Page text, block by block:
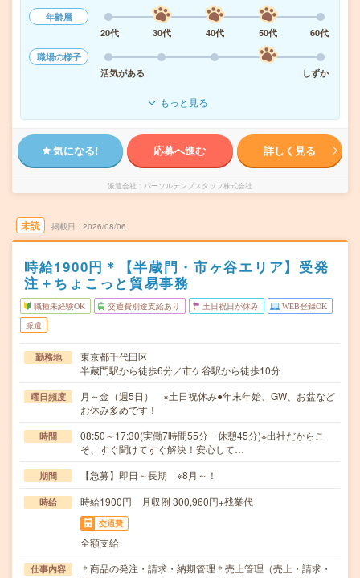
年齢層
20代
30代 40代 50代
60代
職場の様子
活気がある
しずか
もっと見る
気になる! 応募へ進む 詳しく見る
派遣会社 パーソルテンプスタッフ株式会社
未読 掲載日 2026/08/06
時給1900円＊【半蔵門・市ヶ谷エリア】受発
注＋ちょこっと貿易事務
職種未経験OK 交通費別途支給あり 土日祝日が休み WEB登録OK
派遣
勤務地
東京都千代田区
半蔵門駅から徒歩6分／市ケ谷駅から徒歩10分
曜日頻度
月～金（週5日） ※土日祝休み●年末年始、GW、お盆など
お休み多めです！
時間
08:50～17:30(実働7時間55分 休憩45分)※出社だからこ
そ、すぐ聞けてすぐ解決！安心して…
期間 【急募】即日～長期 ※8月～！
時給 時給1900円 月収例 300,960円+残業代
交通費
全額支給
仕事内容
＊商品の発注・請求・納期管理＊売上管理（売上・請求・